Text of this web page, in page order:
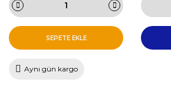
SEPETE EKLE
Aynı gün kargo